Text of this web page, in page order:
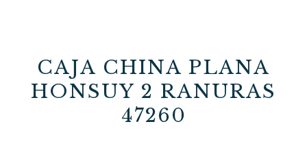
CAJA CHINA PLANA
HONSUY 2 RANURAS
47260